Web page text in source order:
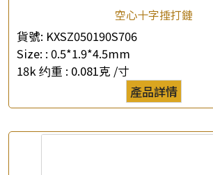
空心十字捶打鏈
貨號: KXSZ050190S706
Size: : 0.5*1.9*4.5mm
18k 约重 : 0.081克 /寸
產品詳情